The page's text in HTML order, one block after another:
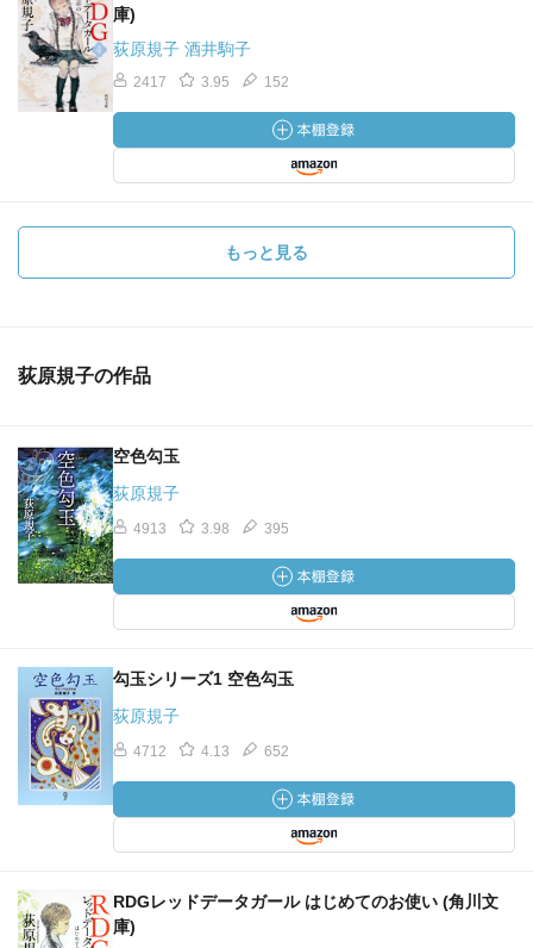
庫)
荻原規子 酒井駒子
2417 3.95 152
もっと見る
荻原規子の作品
空色勾玉
荻原規子
4913 3.98 395
勾玉シリーズ1 空色勾玉
荻原規子
4712 4.13 652
RDGレッドデータガール はじめてのお使い (角川文
庫)